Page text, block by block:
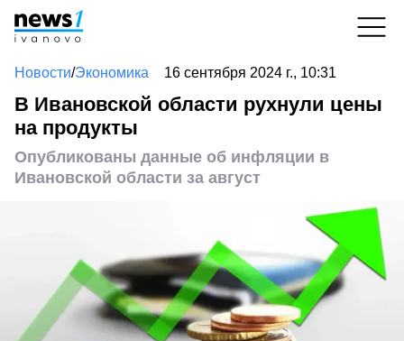
Новости/Экономика 16 сентября 2024 г., 10:31
В Ивановской области рухнули цены
на продукты
Опубликованы данные об инфляции в
Ивановской области за август